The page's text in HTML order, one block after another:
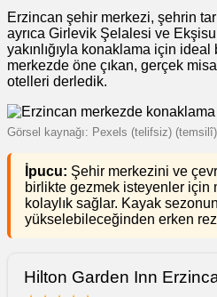
Erzincan şehir merkezi, şehrin
ayrıca Girlevik Şelalesi ve
yakınlığıyla konaklama için ideal
merkezde öne çıkan, gerçek
otelleri derledik.
Görsel kaynağı: Pexels (telifsiz) (temsilî)
İpucu: Şehir merkezini ve
birlikte gezmek isteyenler için
kolaylık sağlar. Kayak
yükselebileceğinden erken
Hilton Garden Inn